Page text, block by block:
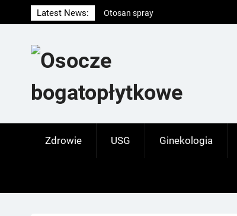
to
Latest News:
Otosan spray
Korony
Zdrowie USG Ginekologia